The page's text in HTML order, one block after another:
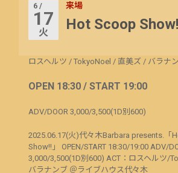
6 /
17
火
来場
Hot Scoop
ロスヘルツ / TokyoNoel / 直美ズ / バラナ
OPEN 18:30 / START 19:00
ADV/DOOR 3,000/3,500(1D別600)
2025.06.17(火)代々木Barbara presents.「
Show!!」 OPEN/START 18:30/19:00 ADV/
3,000/3,500(1D別600) ACT：ロスヘルツ/
バラナンブ ＠ライブハウス代々木